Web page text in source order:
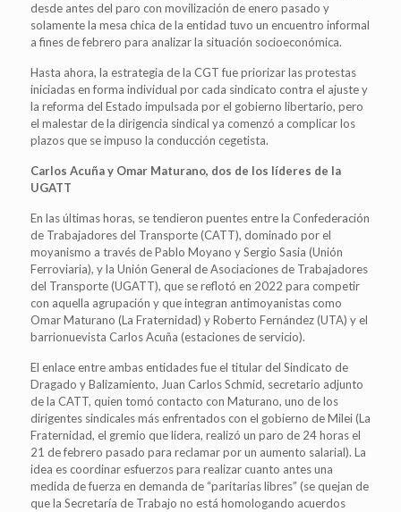
desde antes del paro con movilización de enero pasado y
solamente la mesa chica de la entidad tuvo un encuentro informal
a fines de febrero para analizar la situación socioeconómica.
Hasta ahora, la estrategia de la CGT fue priorizar las protestas
iniciadas en forma individual por cada sindicato contra el ajuste y
la reforma del Estado impulsada por el gobierno libertario, pero
el malestar de la dirigencia sindical ya comenzó a complicar los
plazos que se impuso la conducción cegetista.
Carlos Acuña y Omar Maturano, dos de los líderes de la
UGATT
En las últimas horas, se tendieron puentes entre la Confederación
de Trabajadores del Transporte (CATT), dominado por el
moyanismo a través de Pablo Moyano y Sergio Sasia (Unión
Ferroviaria), y la Unión General de Asociaciones de Trabajadores
del Transporte (UGATT), que se reflotó en 2022 para competir
con aquella agrupación y que integran antimoyanistas como
Omar Maturano (La Fraternidad) y Roberto Fernández (UTA) y el
barrionuevista Carlos Acuña (estaciones de servicio).
El enlace entre ambas entidades fue el titular del Sindicato de
Dragado y Balizamiento, Juan Carlos Schmid, secretario adjunto
de la CATT, quien tomó contacto con Maturano, uno de los
dirigentes sindicales más enfrentados con el gobierno de Milei (La
Fraternidad, el gremio que lidera, realizó un paro de 24 horas el
21 de febrero pasado para reclamar por un aumento salarial). La
idea es coordinar esfuerzos para realizar cuanto antes una
medida de fuerza en demanda de “paritarias libres” (se quejan de
que la Secretaría de Trabajo no está homologando acuerdos